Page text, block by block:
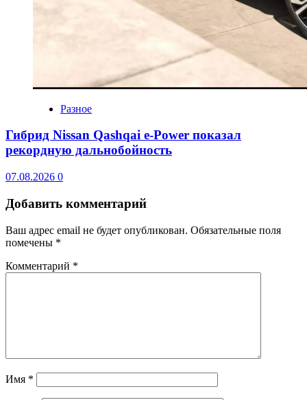
Разное
Гибрид Nissan Qashqai e-Power показал
рекордную дальнобойность
07.08.2026 0
Добавить комментарий
Ваш адрес email не будет опубликован. Обязательные поля
помечены *
Комментарий *
Имя *